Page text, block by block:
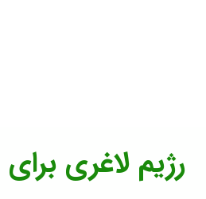
رژیم لاغری برای